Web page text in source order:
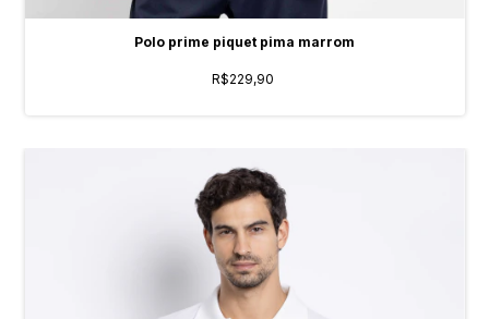
Polo prime piquet pima marrom
R$229,90